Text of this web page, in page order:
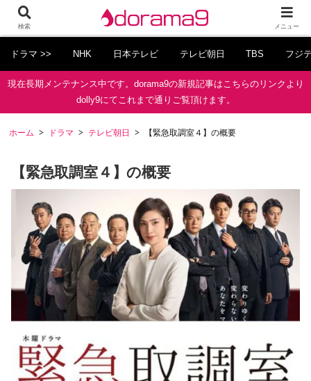
ドラマ >> NHK 日本テレビ テレビ朝日 TBS フジ
現在長期メンテナンス中です。dorama9の新規記事はこちらのリンクより
dolly9にてこれまで通りご覧頂けます。
ホーム ドラマ テレビ朝日 【緊急取調室４】の概要
【緊急取調室４】の概要
検索 メニュー